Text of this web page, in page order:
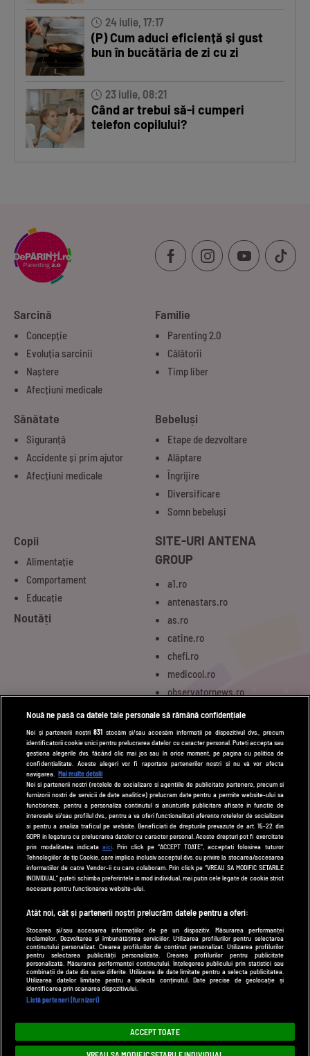
24 iulie, 17:17
(P) Cum aduci eficiență și gust
bun în bucătăria de zi cu zi
23 iulie, 08:21
Când ar trebui să-i cumperi
telefon copilului?
Sarcină
Concepție
Evoluția sarcinii
Naștere
Afecțiuni medicale
Familie
Parenting 2.0
Călătorii
Timp liber
Sănătate
Siguranță
Accidente și prim ajutor
Afecțiuni medicale
Bebeluși
Etape de dezvoltare
Alăptare
Îngrijire
Diversificare
Somn bebeluși
Copii
Alimentație
Comportament
Educație
Noutăți
SITE-URI ANTENA
GROUP
a1.ro
antenastars.ro
as.ro
catine.ro
chefi.ro
medicool.ro
observatornews.ro
spynews.ro
tvhappy.ro
useit.ro
zutv.ro
Trends AntenaPLAY
AntenaPLAY
UTILE
Cod deontologic
Termeni și condiții
Politica de cookies
Politică de confidențialitate
Contact
Modifică Setările
© 2026 DePărinți.ro
Acest site este creat și administrat de Digital Antena Group. Toate drepturile
Nouă ne pasă ca datele tale personale să rămână confidențiale
Noi și partenerii noștri831 stocăm și/sau accesăm informații pe dispozitivul dvs., precum
identificatorii cookie unici pentru prelucrarea datelor cu caracter personal. Puteți accepta sau
gestiona alegerile dvs. făcând clic mai jos sau în orice moment, pe pagina cu politica de
confidențialitate. Aceste alegeri vor fi raportate partenerilor noștri și nu vă vor afecta
navigarea.
Mai multe detalii
Noi si partenerii nostri (retelele de socializare si agentiile de publicitate partenere, precum si
furnizorii nostri de servicii de date analitice) prelucram date pentru a permite website-ului sa
functioneze, pentru a personaliza continutul si anunturile publicitare afisate in functie de
interesele si/sau profilul dvs., pentru a va oferi functionalitati aferente retelelor de socializare
si pentru a analiza traficul pe website. Beneficiati de drepturile prevazute de art. 15-22 din
GDPR in legatura cu prelucrarea datelor cu caracter personal. Aceste drepturi pot fi exercitate
prin modalitatea indicata aici. Prin click pe “ACCEPT TOATE”, acceptati folosirea tuturor
Tehnologiilor de tip Cookie, care implica inclusiv acceptul dvs. cu privire la stocarea/accesarea
informatiilor de catre Vendor-ii cu care colaboram. Prin click pe “VREAU SA MODIFIC SETARILE
INDIVIDUAL” puteti schimba preferintele in mod individual, mai putin cele legate de cookie strict
necesare pentru functionarea website-ului.
Atât noi, cât și partenerii noștri prelucrăm datele pentru a oferi:
Stocarea și/sau accesarea informațiilor de pe un dispozitiv. Măsurarea performanței
reclamelor. Dezvoltarea și îmbunătățirea serviciilor. Utilizarea profilurilor pentru selectarea
conținutului personalizat. Crearea profilurilor de conținut personalizat. Utilizarea profilurilor
pentru selectarea publicității personalizate. Crearea profilurilor pentru publicitate
personalizată. Măsurarea performanței conținutului. Înțelegerea publicului prin statistici sau
combinații de date din surse diferite. Utilizarea de date limitate pentru a selecta publicitatea.
Utilizarea datelor limitate pentru a selecta conținutul. Date precise de geolocație și
identificarea prin scanarea dispozitivului.
Listă parteneri (furnizori)
ACCEPT TOATE